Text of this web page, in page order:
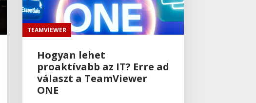
TEAMVIEWER
Hogyan lehet
proaktívabb az IT? Erre ad
választ a TeamViewer
ONE